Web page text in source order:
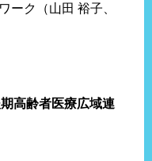
ーク（山田 裕子、
高齢者医療広域連